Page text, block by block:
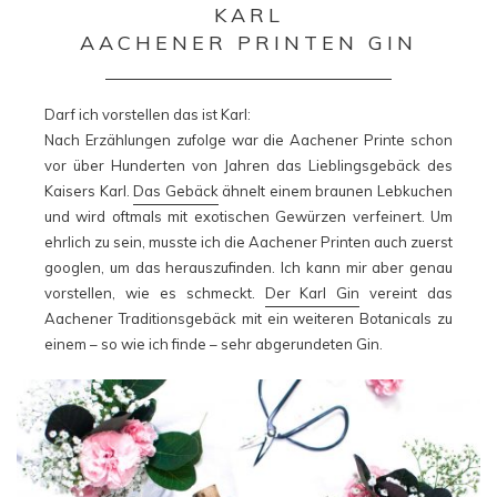
KARL
AACHENER PRINTEN GIN
Darf ich vorstellen das ist Karl:
Nach Erzählungen zufolge war die Aachener Printe schon
vor über Hunderten von Jahren das Lieblingsgebäck des
Kaisers Karl.Das Gebäck ähnelt einem braunen Lebkuchen
und wird oftmals mit exotischen Gewürzen verfeinert. Um
ehrlich zu sein, musste ich die Aachener Printen auch zuerst
googlen, um das herauszufinden. Ich kann mir aber genau
vorstellen, wie es schmeckt. Der Karl Gin vereint das
Aachener Traditionsgebäck mit ein weiteren Botanicals zu
einem – so wie ich finde – sehr abgerundeten Gin.